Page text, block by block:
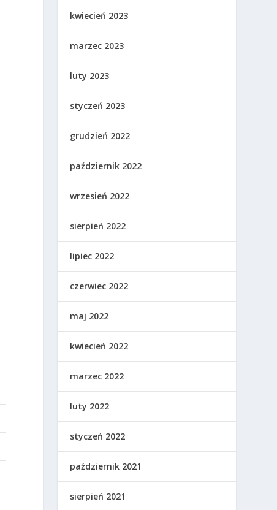
kwiecień 2023
marzec 2023
luty 2023
styczeń 2023
grudzień 2022
październik 2022
wrzesień 2022
sierpień 2022
lipiec 2022
czerwiec 2022
maj 2022
kwiecień 2022
marzec 2022
luty 2022
styczeń 2022
październik 2021
sierpień 2021